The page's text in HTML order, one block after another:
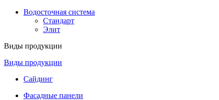
Водосточная система
Стандарт
Элит
Виды продукции
Виды продукции
Сайдинг
Фасадные панели